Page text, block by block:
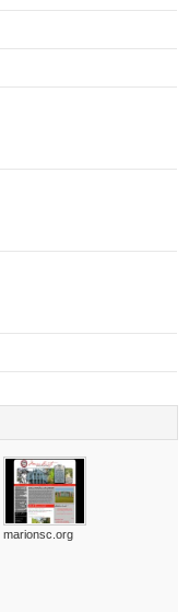
marionsc.org